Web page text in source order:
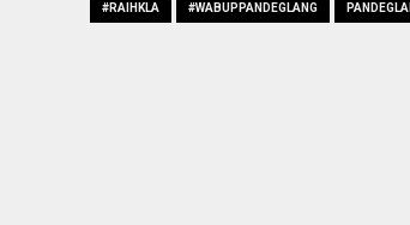
#RAIHKLA #WABUPPANDEGLANG